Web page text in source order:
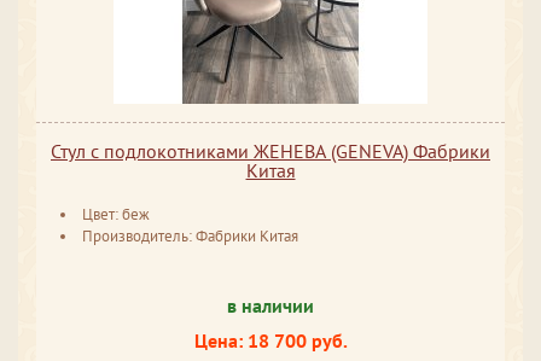
Стул с подлокотниками ЖЕНЕВА (GENEVA) Фабрики
Китая
Цвет: беж
Производитель: Фабрики Китая
в наличии
Цена: 18 700 руб.